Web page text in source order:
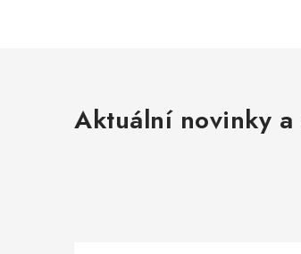
Aktuální novinky a